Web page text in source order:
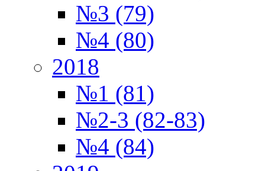
№3 (79)
№4 (80)
2018
№1 (81)
№2-3 (82-83)
№4 (84)